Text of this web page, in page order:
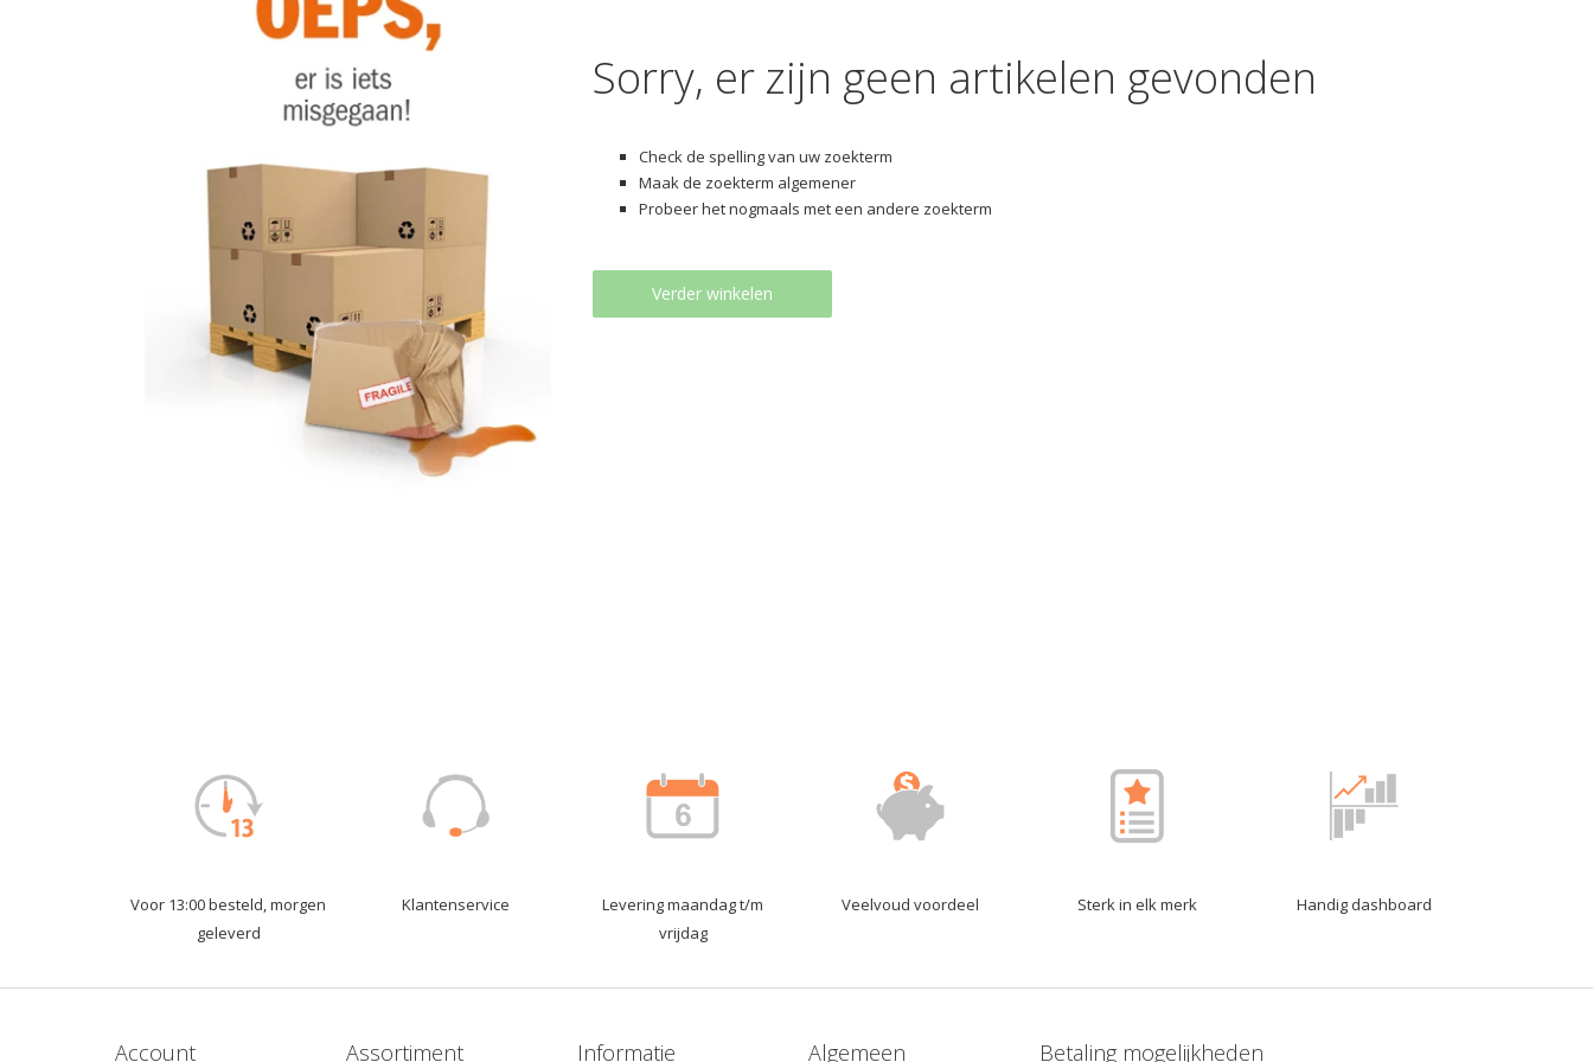
Sorry, er zijn geen artikelen gevonden
Check de spelling van uw zoekterm
Maak de zoekterm algemener
Probeer het nogmaals met een andere zoekterm
Verder winkelen
Voor 13:00 besteld, morgen
geleverd
Klantenservice
Levering maandag t/m
vrijdag
Veelvoud voordeel Sterk in elk merk Handig dashboard
Account Assortiment Informatie Algemeen Betaling mogelijkheden